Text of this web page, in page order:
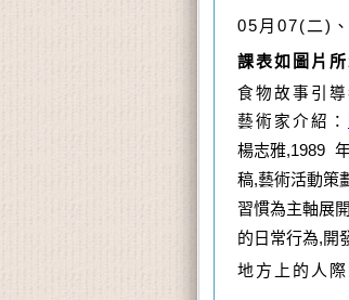
05月07(二)
課表如圖片
食物故事引
藝術家介紹：
楊志雅,1989
稿,藝術活動策
習慣為主軸展
的日常行為,開
地方上的人際